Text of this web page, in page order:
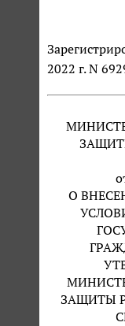
2022 г. N
О
ЗАЩИТЫ